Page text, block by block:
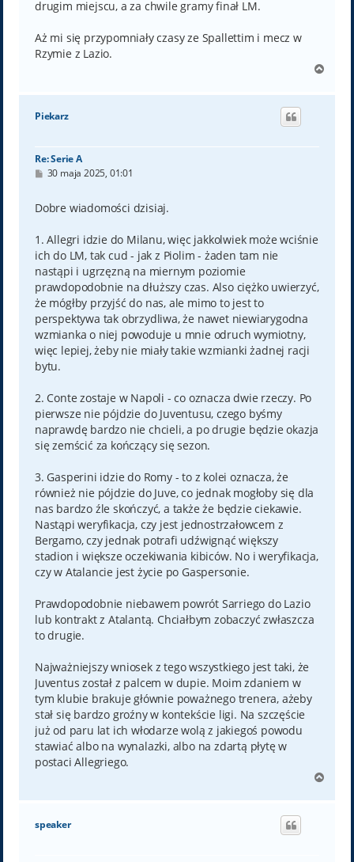
drugim miejscu, a za chwile gramy finał LM.
Aż mi się przypomniały czasy ze Spallettim i mecz w
Rzymie z Lazio.
g
Piekarz
Re: Serie A
P
t
30 maja 2025, 01:01
Dobre wiadomości dzisiaj.
1. Allegri idzie do Milanu, więc jakkolwiek może wciśnie
ich do LM, tak cud - jak z Piolim - żaden tam nie
nastąpi i ugrzęzną na miernym poziomie
prawdopodobnie na dłuższy czas. Also ciężko uwierzyć,
że mógłby przyjść do nas, ale mimo to jest to
perspektywa tak obrzydliwa, że nawet niewiarygodna
wzmianka o niej powoduje u mnie odruch wymiotny,
więc lepiej, żeby nie miały takie wzmianki żadnej racji
bytu.
2. Conte zostaje w Napoli - co oznacza dwie rzeczy. Po
pierwsze nie pójdzie do Juventusu, czego byśmy
naprawdę bardzo nie chcieli, a po drugie będzie okazja
się zemścić za kończący się sezon.
3. Gasperini idzie do Romy - to z kolei oznacza, że
również nie pójdzie do Juve, co jednak mogłoby się dla
nas bardzo źle skończyć, a także że będzie ciekawie.
Nastąpi weryfikacja, czy jest jednostrzałowcem z
Bergamo, czy jednak potrafi udźwignąć większy
stadion i większe oczekiwania kibiców. No i weryfikacja,
czy w Atalancie jest życie po Gaspersonie.
Prawdopodobnie niebawem powrót Sarriego do Lazio
lub kontrakt z Atalantą. Chciałbym zobaczyć zwłaszcza
to drugie.
Najważniejszy wniosek z tego wszystkiego jest taki, że
Juventus został z palcem w dupie. Moim zdaniem w
tym klubie brakuje głównie poważnego trenera, ażeby
stał się bardzo groźny w kontekście ligi. Na szczęście
już od paru lat ich włodarze wolą z jakiegoś powodu
stawiać albo na wynalazki, albo na zdartą płytę w
postaci Allegriego.
g
speaker